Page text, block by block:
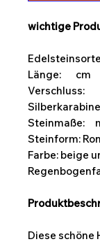
wichtige
Länge: cm
Verschluss:
Steinmaße:
Steinform:
Farbe: beige
Diese schöne